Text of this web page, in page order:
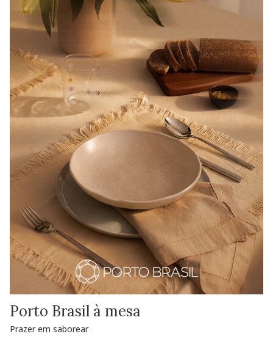
Porto Brasil à mesa
Prazer em saborear